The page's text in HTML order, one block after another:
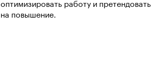
оптимизировать работу и претендовать
на повышение.